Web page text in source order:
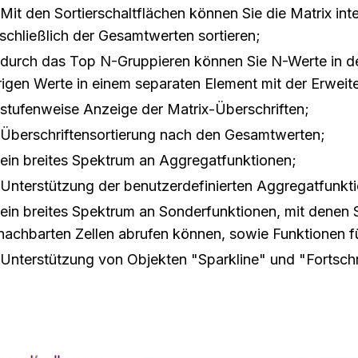
Mit den Sortierschaltflächen können Sie die Matrix
der Gesamtwerten sortieren;
durch das Top N-Gruppieren können Sie N-Werte in
Werte in einem separaten Element mit der
stufenweise Anzeige der Matrix-Überschriften;
Überschriftensortierung nach den Gesamtwerten;
ein breites Spektrum an Aggregatfunktionen;
Unterstützung der benutzerdefinierten
ein breites Spektrum an Sonderfunktionen, mit denen
Zellen abrufen können, sowie Funktionen
Unterstützung von Objekten "Sparkline" und